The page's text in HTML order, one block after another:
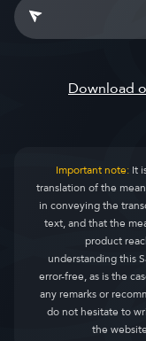
Important note:It
translation of the
in conveying the
text, and that the
product
understanding this
error-free, as is the
any remarks or
do not hesitate to
the